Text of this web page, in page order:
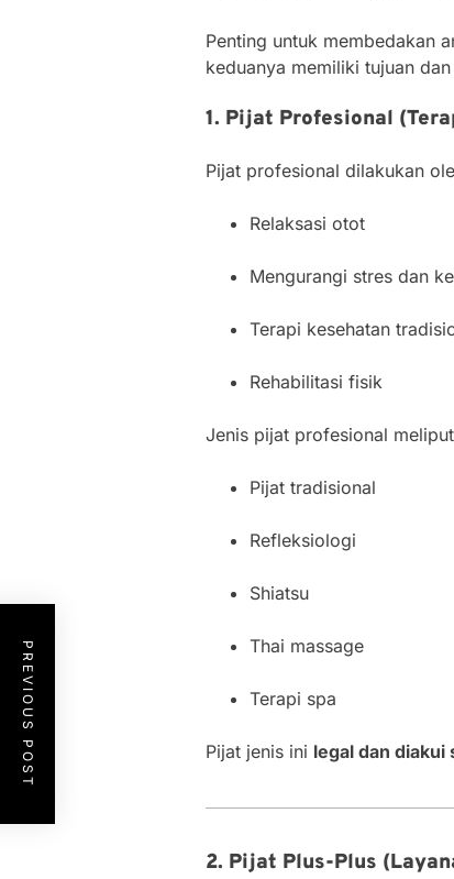
Penting untuk membedakan
keduanya memiliki tujuan
1. Pijat Profesional
Pijat profesional dilakukan
Relaksasi otot
Mengurangi stres dan
Terapi kesehatan
Rehabilitasi fisik
Jenis pijat profesional
Pijat tradisional
Refleksiologi
Shiatsu
Thai massage
Terapi spa
Pijat jenis ini legal dan diakui
2. Pijat Plus-Plus
PREVIOUS POST